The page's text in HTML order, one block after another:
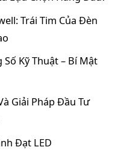
Trái Tim Của Đèn
Số Kỹ Thuật – Bí Mật
Giải Pháp Đầu Tư
Đạt LED